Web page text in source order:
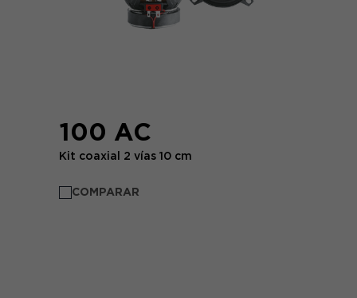
100 AC
Kit coaxial 2 vías 10 cm
COMPARAR